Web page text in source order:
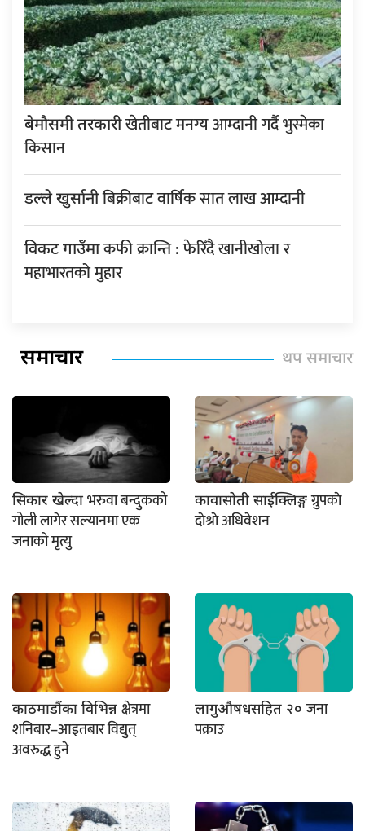
बेमौसमी तरकारीखेतीबाट मनग्य आम्दानी गर्दै भुस्मेका
किसान
डल्ले खुर्सानीबिक्रीबाट वार्षिक सात लाख आम्दानी
विकट गाउँमाकफी क्रान्ति : फेरिँदै खानीखोला र
महाभारतको मुहार
समाचार थप समाचार
सिकार खेल्दाभरुवा बन्दुकको
गोली लागेर सल्यानमा एक
जनाको मृत्यु
कावासाेती साईक्लिङ्गग्रुपकाे
दाेश्राे अधिवेशन
काठमाडौंका विभिन्न क्षेत्रमा
शनिबार–आइतबार विद्युत्
अवरुद्ध हुने
लागुऔषधसहित २०जना
पक्राउ